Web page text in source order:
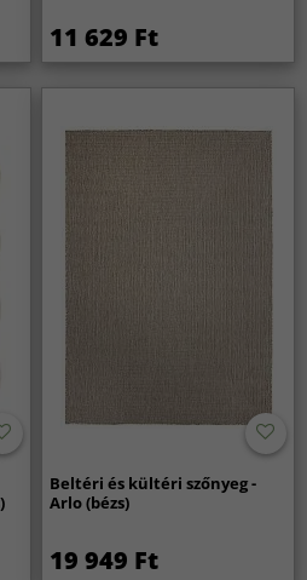
11 629 Ft
Beltéri és kültéri szőnyeg -
Arlo (bézs)
19 949 Ft